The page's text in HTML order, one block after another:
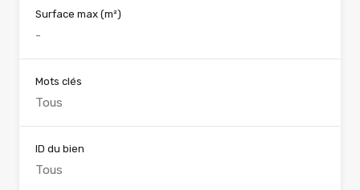
Surface max (m²)
Mots clés
ID du bien